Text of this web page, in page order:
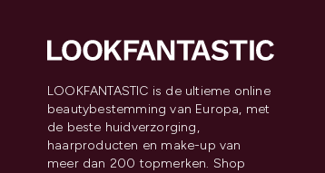
LOOKFANTASTIC is de ultieme online
beautybestemming van Europa, met
de beste huidverzorging,
haarproducten en make-up van
meer dan 200 topmerken. Shop